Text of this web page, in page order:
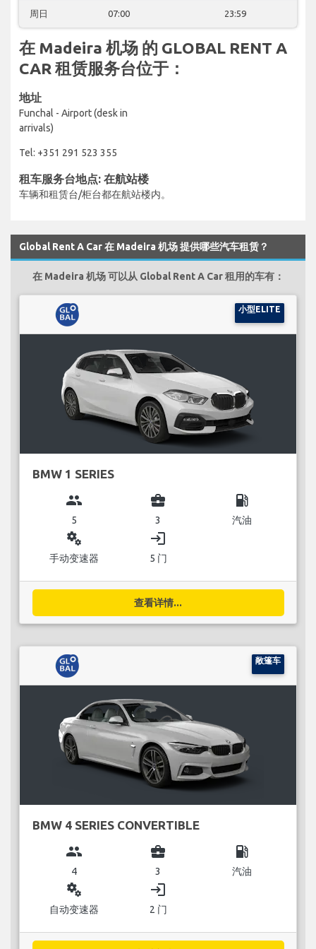
周日 07:00 23:59
在 Madeira 机场 的 GLOBAL RENT A
CAR 租赁服务台位于：
地址
Funchal - Airport (desk in
arrivals)
Tel: +351 291 523 355
租车服务台地点: 在航站楼
车辆和租赁台/柜台都在航站楼内。
Global Rent A Car 在 Madeira 机场 提供哪些汽车租赁？
在 Madeira 机场 可以从 Global Rent A Car 租用的车有：
小型ELITE
BMW 1 SERIES
group
5
business_center
3
local_gas_station
汽油
miscellaneous_services
手动变速器
login
5 门
查看详情...
敞篷车
BMW 4 SERIES CONVERTIBLE
group
4
business_center
3
local_gas_station
汽油
miscellaneous_services
自动变速器
login
2 门